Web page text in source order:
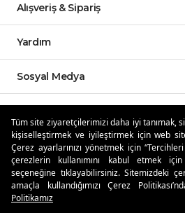
Tüm site ziyaretçilerimizi daha iyi tanımak,
kişiselleştirmek ve iyileştirmek için web
Çerez ayarlarınızı yönetmek için
çerezlerin kullanımını kabul etmek
seçeneğine tıklayabilirsiniz. Sitemizdeki
amaçla kullandığımızı Çerez
Politikamız
Alışveriş & Sipariş
Yardım
Sosyal Medya
Özdilekteyim'de Taksit Avantajları
Güvenli Alışveriş